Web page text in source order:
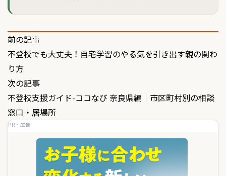
投
稿
ナ
ビ
ゲ
前の記事
不登校でも大丈夫！自宅学習のやる気を引き出す親の関わ
り方
次の記事
不登校支援ガイド-ココなび 奈良県編｜市区町村別の相談
窓口・居場所
PR・広告